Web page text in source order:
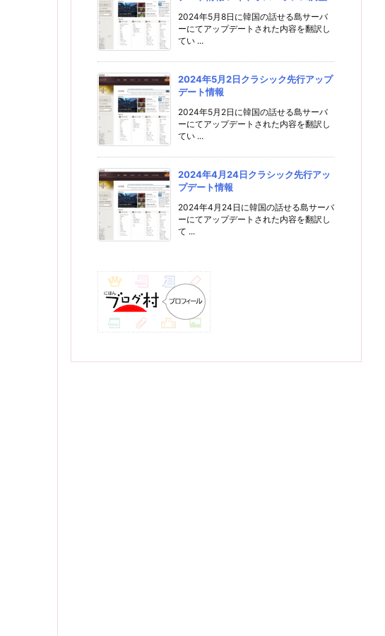
2024年5月8日に韓国の話せる島サーバ
ーにてアップデートされた内容を翻訳し
てい ...
2024年5月2日クラシック先行アップ
デート情報
2024年5月2日に韓国の話せる島サーバ
ーにてアップデートされた内容を翻訳し
てい ...
2024年4月24日クラシック先行アッ
プデート情報
2024年4月24日に韓国の話せる島サーバ
ーにてアップデートされた内容を翻訳し
て ...